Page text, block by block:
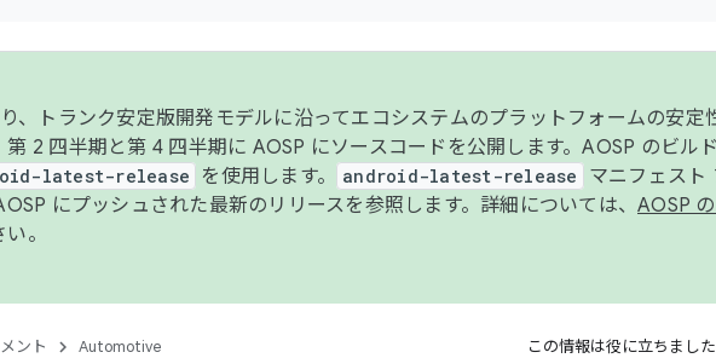
、トランク安定版開発モデルに沿ってエコシステムのプラットフォームの安定
第 2 四半期と第 4 四半期に AOSP にソースコードを公開します。AOSP のビル
latest-release を使用します。 android-latest-release
マニフェスト
にプッシュされた最新のリリースを参照します。詳細については、 AOSP
。
ント Automotive この情報は役に立ちまし